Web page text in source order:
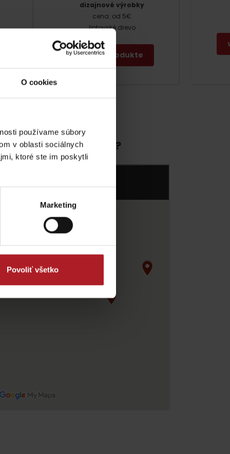
O cookies
používame súbory
v oblasti sociálnych
ktoré ste im poskytli
Marketing
Povoliť všetko
dizajnové výrobky
cena: od 5€
liptovské drevo
viac o produkte
produkty Liptova?